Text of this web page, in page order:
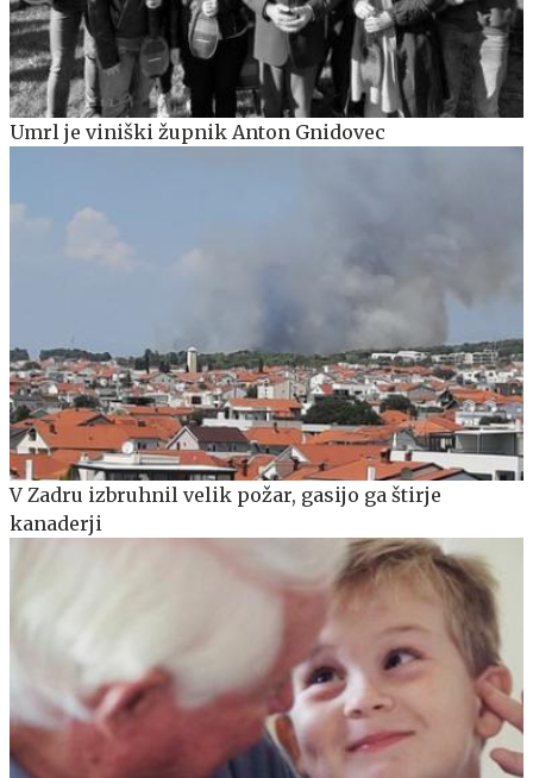
Umrl je viniški župnik Anton Gnidovec
V Zadru izbruhnil velik požar, gasijo ga štirje
kanaderji